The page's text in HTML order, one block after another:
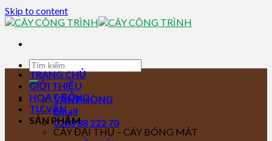
Skip to content
VĂN PHÒNG
Email
0283 88 222 70
TRANG CHỦ
GIỚI THIỆU
HOẠT ĐỘNG
TƯ VẤN
SẢN PHẨM
CÂY ĐẠI THỤ – CÂY BÓNG MÁT